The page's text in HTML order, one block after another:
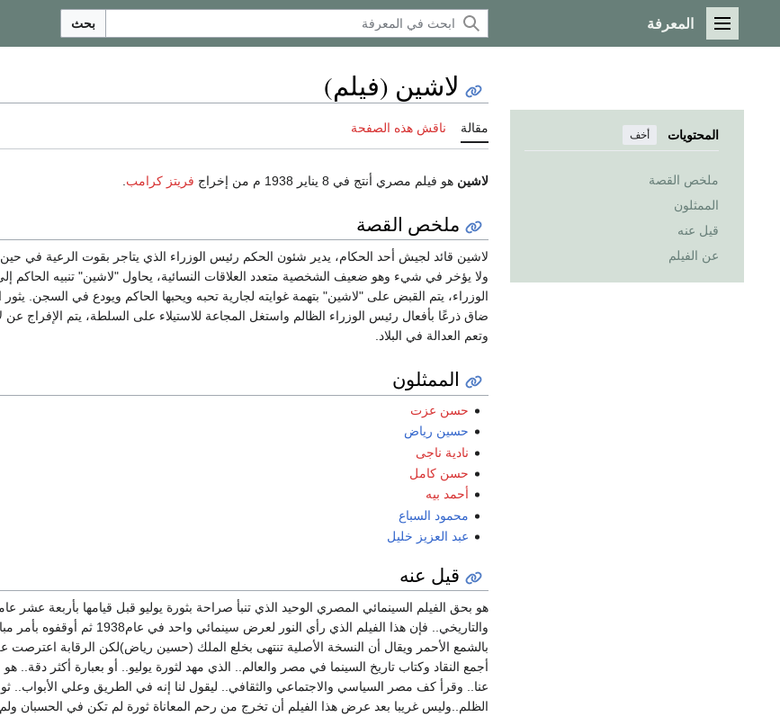
القائمة الرئيسية
المعرفة بحث
المحتويات أخف
ملخص القصة
الممثلون
قيل عنه
عن الفيلم
لاشين (فيلم)
مقالة ناقش هذه الصفحة
لاشين هو فيلم مصري أنتج في 8 يناير 1938 م من إخراج فريتز كرامب
ملخص القصة
لاشين قائد لجيش أحد الحكام، يدير شئون الحكم رئيس الوزراء الذي يتاجر بقوت الرعية في حين
ولا يؤخر في شيء وهو ضعيف الشخصية متعدد العلاقات النسائية، يحاول "لاشين" تنبيه الحاكم
الوزراء، يتم القبض على "لاشين" بتهمة غوايته لجارية تحبه ويحبها الحاكم ويودع في السجن.
ضاق ذرعًا بأفعال رئيس الوزراء الظالم واستغل المجاعة للاستيلاء على السلطة، يتم الإفراج
وتعم العدالة في البلاد.
الممثلون
حسن عزت
حسين رياض
نادية ناجى
حسن كامل
أحمد بيه
محمود السباع
عبد العزيز خليل
قيل عنه
هو بحق الفيلم السينمائي المصري الوحيد الذي تنبأ صراحة بثورة يوليو قبل قيامها بأربعة
والتاريخي.. فإن هذا الفيلم
بالشمع الأحمر ويقال أن النسخة الأصلية تنتهى بخلع الملك (حسين رياض)لكن الرقابة اعترصت على
أجمع النقاد وكتاب تاريخ السينما في مصر والعالم.. الذي مهد لثورة يوليو.. أو بعبارة أكثر
عنا.. وقرأ كف مصر السياسي والاجتماعي والثقافي.. ليقول لنا إنه في الطريق وعلي
الظلم..وليس غريبا بعد عرض هذا الفيلم أن تخرج من رحم المعاناة ثورة لم تكن في الحسبان